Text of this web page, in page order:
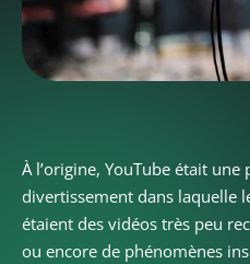
À l’origine, YouTube était
divertissement dans laquelle
étaient des vidéos très peu
ou encore de phénomènes